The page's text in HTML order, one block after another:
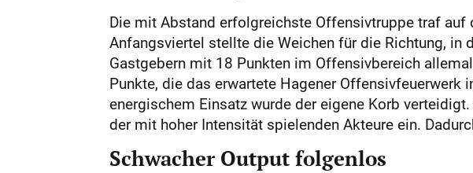
Die mit Abstand erfolgreichste Offensivtruppe traf
Anfangsviertel stellte die Weichen für die Richtung, in
Gastgebern mit 18 Punkten im Offensivbereich
Punkte, die das erwartete Hagener
energischem Einsatz wurde der eigene Korb
der mit hoher Intensität spielenden Akteure ein.
Schwacher Output folgenlos